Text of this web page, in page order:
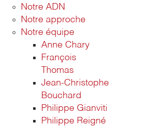
Notre ADN
Notre approche
Notre équipe
Anne Chary
François
Thomas
Jean-Christophe
Bouchard
Philippe Gianviti
Philippe Reigné